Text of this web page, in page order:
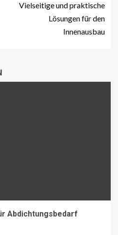
Vielseitige und praktische
Lösungen für den
Innenausbau
Abdichtungsbedarf